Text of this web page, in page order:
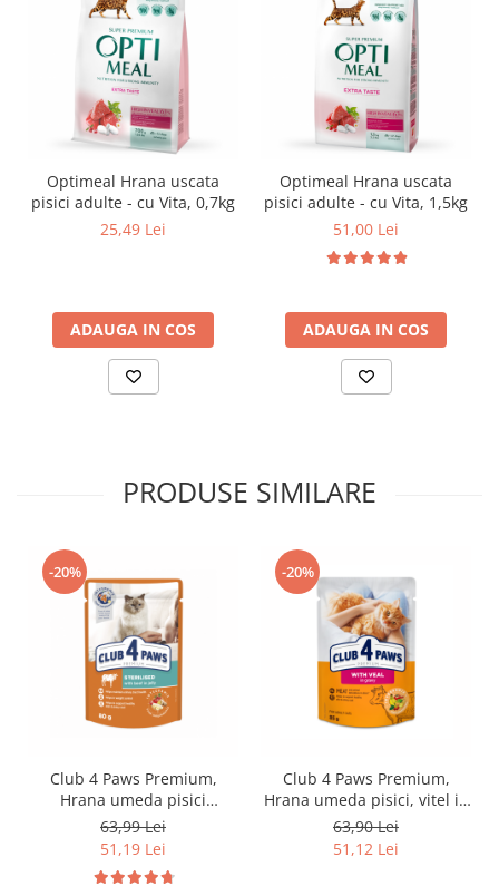
Optimeal Hrana uscata
pisici adulte - cu Vita, 0,7kg
25,49 Lei
ADAUGA IN COS
Optimeal Hrana uscata
pisici adulte - cu Vita, 1,5kg
51,00 Lei
ADAUGA IN COS
PRODUSE SIMILARE
-20%
Club 4 Paws Premium,
Hrana umeda pisici
sterilizate, vita in jeleu,
24x80g
63,99 Lei
51,19 Lei
-20%
Club 4 Paws Premium,
Hrana umeda pisici, vitel in
sos, 24x85g
63,90 Lei
51,12 Lei